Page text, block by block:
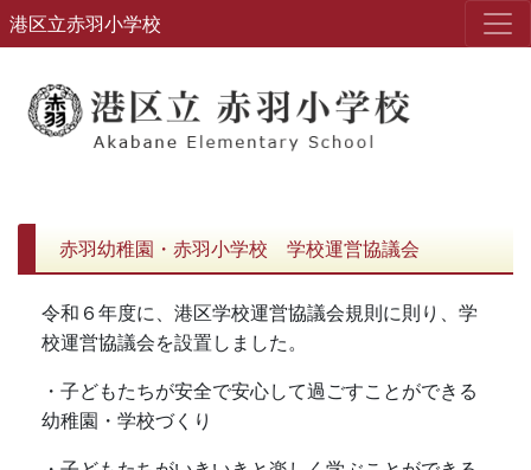
港区立赤羽小学校
赤羽幼稚園・赤羽小学校 学校運営協議会
令和６年度に、港区学校運営協議会規則に則り、学
校運営協議会を設置しました。
・子どもたちが安全で安心して過ごすことができる
幼稚園・学校づくり